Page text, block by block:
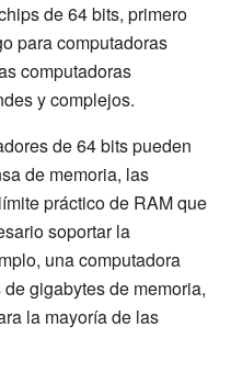
de 64 bits, primero
para computadoras
computadoras
y complejos.
de 64 bits pueden
de memoria, las
práctico de RAM que
soportar la
una computadora
gigabytes de memoria,
la mayoría de las